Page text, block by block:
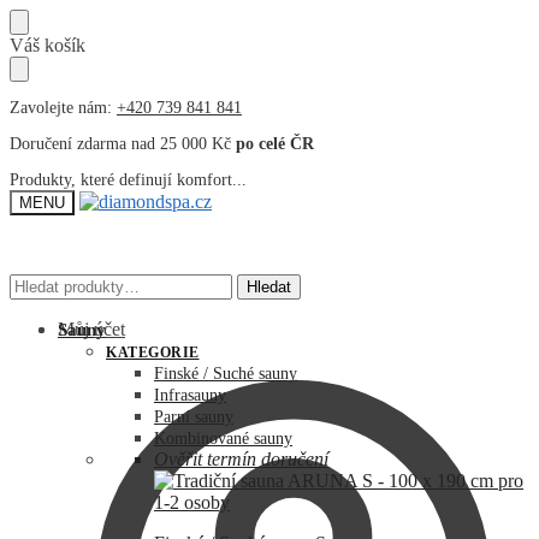
Přeskočit
na
navigaci
Přeskočit
na
obsah
Váš košík
Zavolejte nám: +420 739 841 841
Doručení zdarma nad 25 000 Kč po celé ČR
Produkty, které definují komfort...
MENU
Hledat: Hledat
Můj účet
Hledat: Hledat
Sauny
KATEGORIE
Finské / Suché sauny
Infrasauny
Parní sauny
Kombinované sauny
Ověřit termín doručení